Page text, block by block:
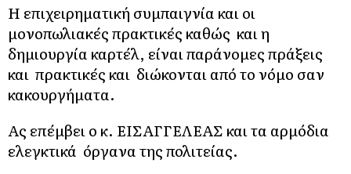
Η επιχειρηματική συμπαιγνία και οι
μονοπωλιακές πρακτικές καθώς και η
δημιουργία καρτέλ, είναι παράνομες πράξεις
και πρακτικές και διώκονται από το νόμο σαν
κακουργήματα.
Ας επέμβει ο κ. ΕΙΣΑΓΓΕΛΕΑΣ και τα αρμόδια
ελεγκτικά όργανα της πολιτείας.